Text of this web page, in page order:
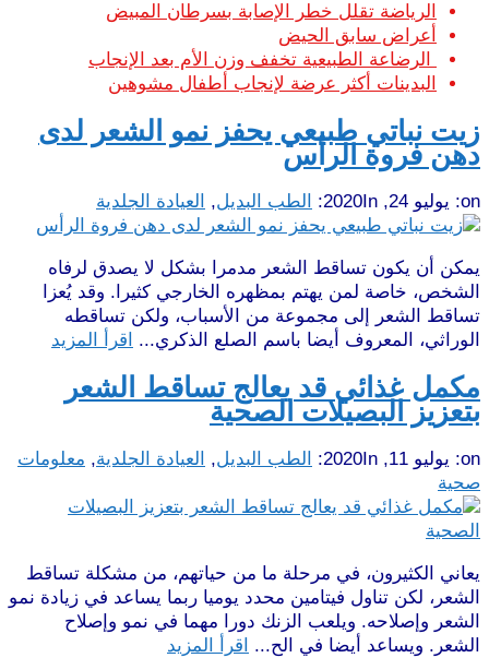
الرياضة تقلل خطر الإصابة بسرطان المبيض
أعراض سابق الحيض
الرضاعة الطبيعية تخفف وزن الأم بعد الإنجاب
البدينات أكثر عرضة لإنجاب أطفال مشوهين
زيت نباتي طبيعي يحفز نمو الشعر لدى
دهن فروة الرأس
on: يوليو 24, 2020 In: الطب البديل, العيادة الجلدية
يمكن أن يكون تساقط الشعر مدمرا بشكل لا يصدق لرفاه
الشخص، خاصة لمن يهتم بمظهره الخارجي كثيرا. وقد يُعزا
تساقط الشعر إلى مجموعة من الأسباب، ولكن تساقطه
الوراثي، المعروف أيضا باسم الصلع الذكري...
اقرأ المزيد
مكمل غذائي قد يعالج تساقط الشعر
بتعزيز البصيلات الصحية
on: يوليو 11, 2020 In: الطب البديل, العيادة الجلدية, معلومات
صحية
يعاني الكثيرون، في مرحلة ما من حياتهم، من مشكلة تساقط
الشعر، لكن تناول فيتامين محدد يوميا ربما يساعد في زيادة نمو
الشعر وإصلاحه. ويلعب الزنك دورا مهما في نمو وإصلاح
الشعر. ويساعد أيضا في الح...
اقرأ المزيد